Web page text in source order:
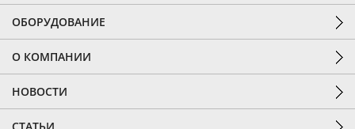
ОБОРУДОВАНИЕ
О КОМПАНИИ
НОВОСТИ